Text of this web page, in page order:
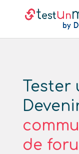
Tester
de